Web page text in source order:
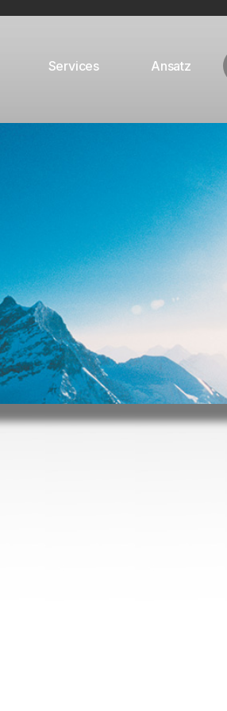
Services Ansatz